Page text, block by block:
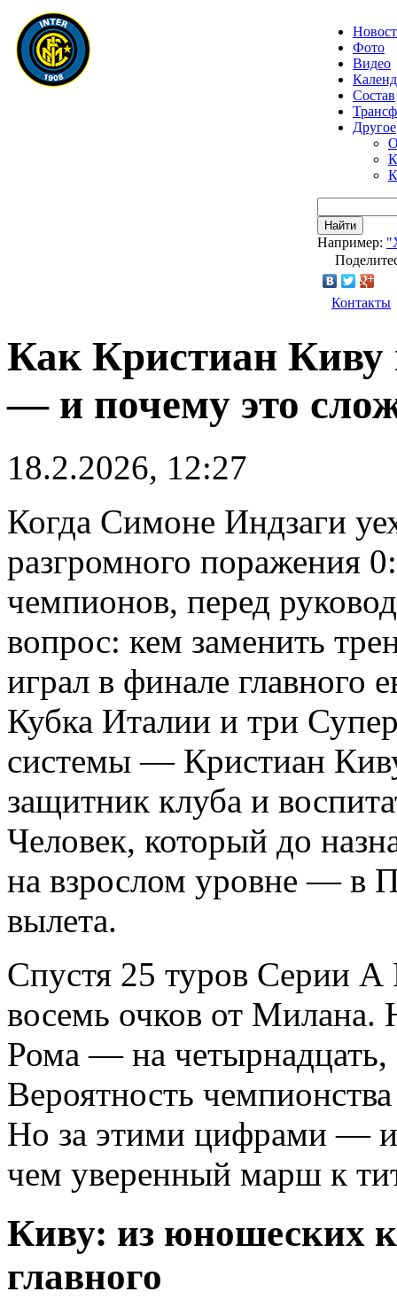
Фото
Видео
Состав
Другое
Найти
Например:
Контакты
Как Кристиан Киву
— и почему это
18.2.2026, 12:27
Когда Симоне Индзаги
разгромного поражения
чемпионов, перед
вопрос: кем заменить
играл в финале главного
Кубка Италии и три
системы — Кристиан
защитник клуба и
Человек, который до
на взрослом уровне — в
вылета.
Спустя 25 туров Серии А
восемь очков от Милана.
Рома — на
Вероятность
Но за этими цифрами —
чем уверенный марш к
Киву: из юношеских
главного